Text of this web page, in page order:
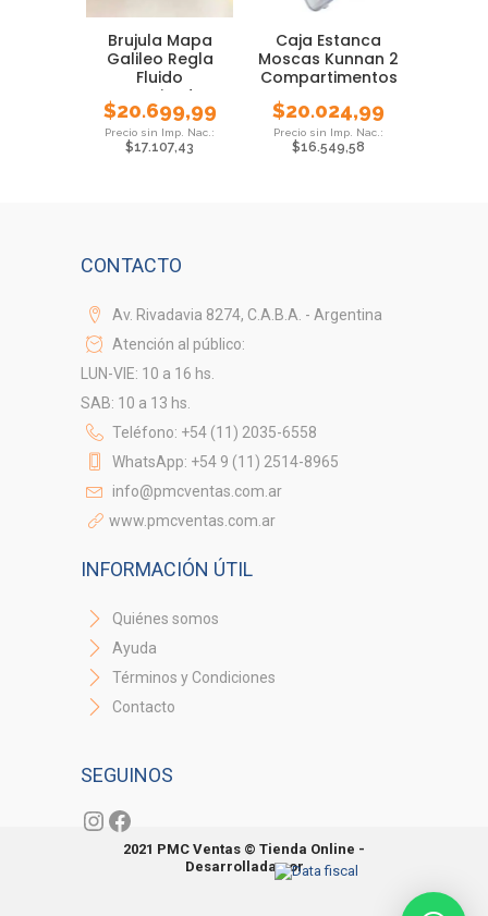
Brujula Mapa
Galileo Regla
Fluido
Amortizador
Correa Cd703l
$20.699,99
$17.107,43
Caja Estanca
Moscas Kunnan 2
Compartimentos
$20.024,99
$16.549,58
CONTACTO
Av. Rivadavia 8274, C.A.B.A. - Argentina
Atención al público:
LUN-VIE: 10 a 16 hs.
SAB: 10 a 13 hs.
Teléfono: +54 (11) 2035-6558
WhatsApp: +54 9 (11) 2514-8965
info@pmcventas.com.ar
www.pmcventas.com.ar
INFORMACIÓN ÚTIL
Quiénes somos
Ayuda
Términos y Condiciones
Contacto
SEGUINOS
Instagram
Facebook
2021 PMC Ventas © Tienda Online -
Desarrollada por